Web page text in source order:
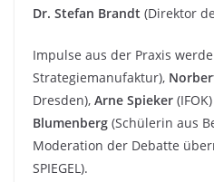
Dr. Stefan Brandt (Direktor
Impulse aus der Praxis
Strategiemanufaktur),
Dresden), Arne Spieker
Blumenberg (Schülerin aus
Moderation der Debatte
SPIEGEL).